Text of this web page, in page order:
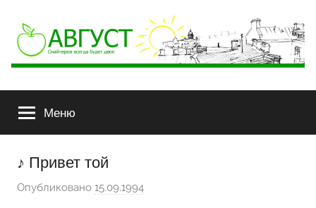
АВГУСТ
будет
двое
Меню
♪ Привет той
Опубликовано 15.09.1994